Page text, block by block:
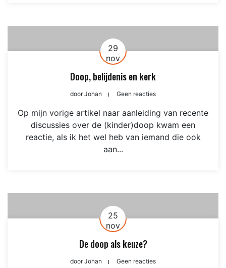
29
nov
Doop, belijdenis en kerk
doorJohan Geen reacties
Op mijn vorige artikel naar aanleiding van recente
discussies over de (kinder)doop kwam een
reactie, als ik het wel heb van iemand die ook
aan...
25
nov
De doop als keuze?
doorJohan Geen reacties